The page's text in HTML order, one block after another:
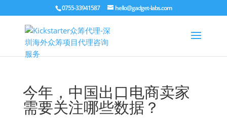
0755-33941587 hello@gadget-labs.com
今年，中国出口电商卖家
需要关注哪些数据？